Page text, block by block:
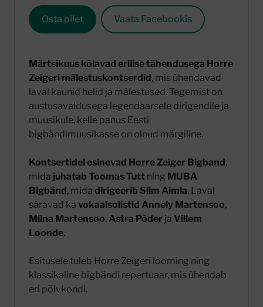
Osta pilet Vaata Facebookis
Märtsikuus kõlavad erilise tähendusega Horre
Zeigeri mälestuskontserdid, mis ühendavad
laval kaunid helid ja mälestused. Tegemist on
austusavaldusega legendaarsele dirigendile ja
muusikule, kelle panus Eesti
bigbändimuusikasse on olnud märgiline.
Kontsertidel esinevad Horre Zeiger Bigband,
mida juhatab Toomas Tutt ning MUBA
Bigbänd, mida dirigeerib Siim Aimla. Laval
säravad ka vokaalsolistid Annely Martensoo,
Miina Martensoo,Astra Põder ja Villem
Loonde.
Esitusele tuleb Horre Zeigeri looming ning
klassikaline bigbändi repertuaar, mis ühendab
eri põlvkondi.